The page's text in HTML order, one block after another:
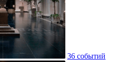
36 событий